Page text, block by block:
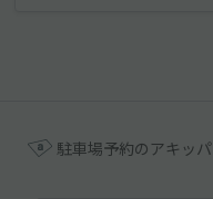
駐車場予約のアキッパ